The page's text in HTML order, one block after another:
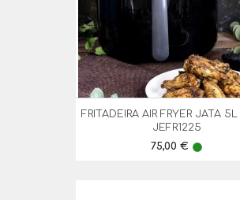
FRITADEIRA AIR FRYER JATA 5L
JEFR1225
Preço
75,00 € lens